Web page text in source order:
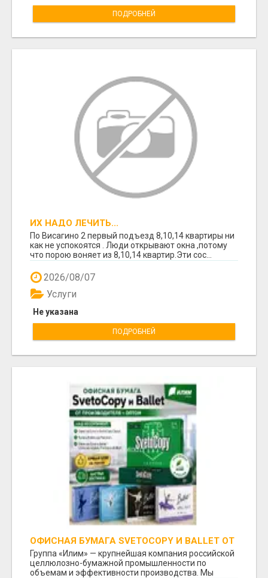
ПОДРОБНЕЙ
ИХ НАДО ЛЕЧИТЬ...
По Висагино 2 первый подъезд 8,10,14 квартиры ни
как не успокоятся . Люди открывают окна ,потому
что порою воняет из 8,10,14 квартир.Эти сос...
2026/08/07
Не указана
Услуги
ПОДРОБНЕЙ
ОФИСНАЯ БУМАГА SVETOCOPY И BALLET ОТ
ПРОИЗВОДИТЕЛЯ - ОПТОМ
Группа «Илим» — крупнейшая компания российской
целлюлозно-бумажной промышленности по
объемам и эффективности производства. Мы